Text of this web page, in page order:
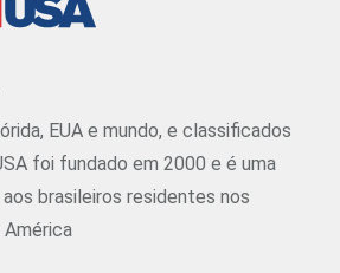
EUA e mundo, e classificados
foi fundado em 2000 e é uma
brasileiros residentes nos
América